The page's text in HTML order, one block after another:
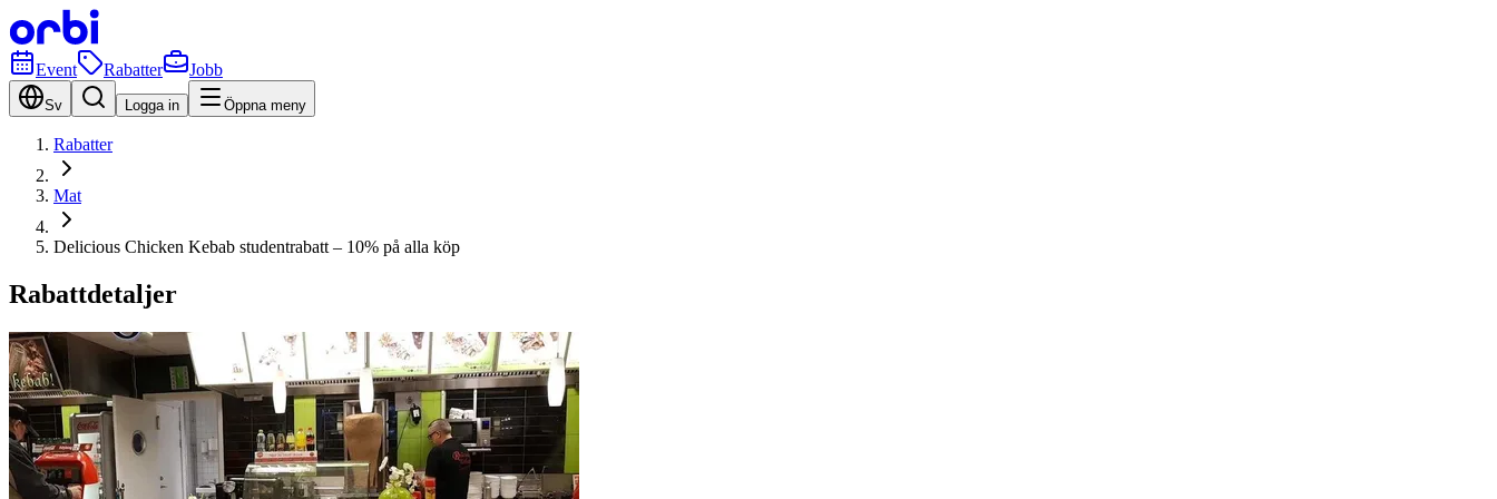
Event Rabatter Jobb
Sv Logga in Öppna meny
Rabatter
Mat
Delicious Chicken Kebab studentrabatt – 10% på alla köp
Rabattdetaljer